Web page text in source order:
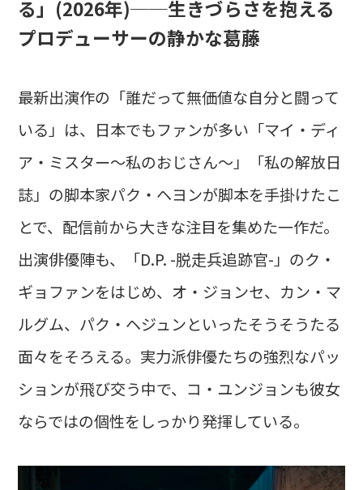
る」(2026年)──生きづらさを抱える
プロデューサーの静かな葛藤
最新出演作の「誰だって無価値な自分と闘って
いる」は、日本でもファンが多い「マイ・ディ
ア・ミスター〜私のおじさん〜」「私の解放日
誌」の脚本家パク・ヘヨンが脚本を手掛けたこ
とで、配信前から大きな注目を集めた一作だ。
出演俳優陣も、「D.P. -脱走兵追跡官-」のク・
ギョファンをはじめ、オ・ジョンセ、カン・マ
ルグム、パク・ヘジュンといったそうそうたる
面々をそろえる。実力派俳優たちの強烈なパッ
ションが飛び交う中で、コ・ユンジョンも彼女
ならではの個性をしっかり発揮している。